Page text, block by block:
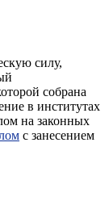
силу,
собрана
в институтах
на законных
с занесением